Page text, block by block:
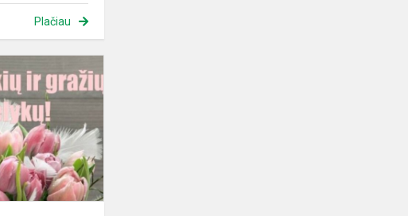
Plačiau
Velykom